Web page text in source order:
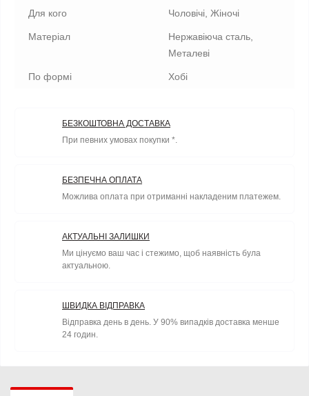
Для кого Чоловічі, Жіночі
Матеріал
Нержавіюча сталь,
Металеві
По формі Хобі
БЕЗКОШТОВНА ДОСТАВКА
При певних умовах покупки *.
БЕЗПЕЧНА ОПЛАТА
Можлива оплата при отриманні накладеним платежем.
АКТУАЛЬНІ ЗАЛИШКИ
Ми цінуємо ваш час і стежимо, щоб наявність була
актуальною.
ШВИДКА ВІДПРАВКА
Відправка день в день. У 90% випадків доставка менше
24 годин.